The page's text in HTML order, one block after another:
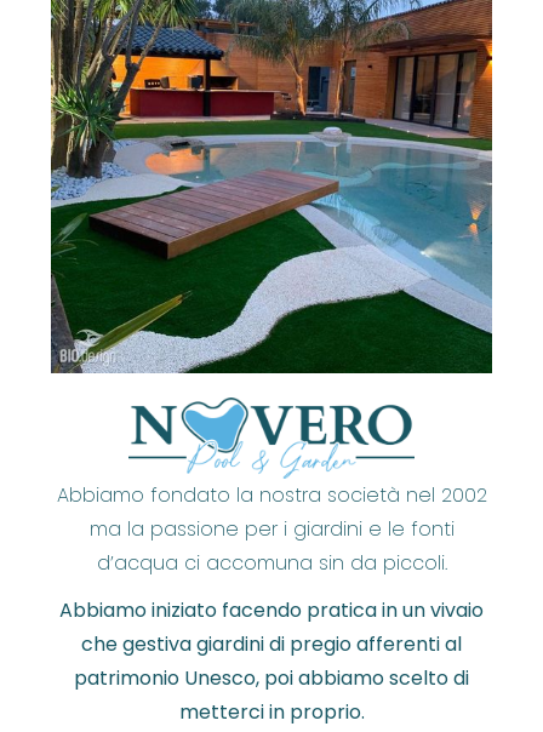
Abbiamo fondato la nostra società nel 2002
ma la passione per i giardini e le fonti
d’acqua ci accomuna sin da piccoli.
Abbiamo iniziato facendo pratica in un vivaio
che gestiva giardini di pregio afferenti al
patrimonio Unesco, poi abbiamo scelto di
metterci in proprio.